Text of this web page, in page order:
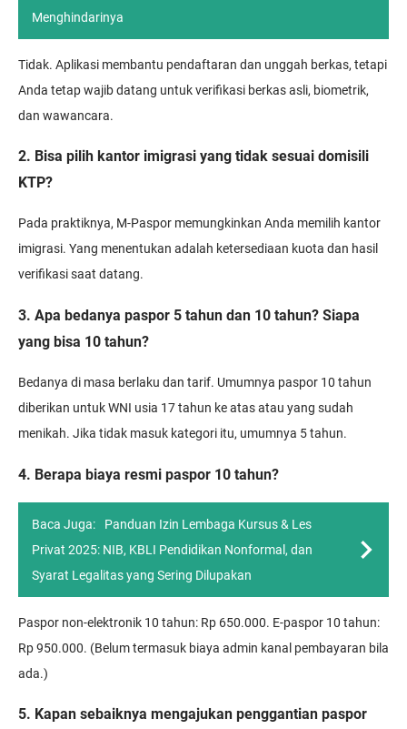
Menghindarinya
Tidak. Aplikasi membantu pendaftaran dan unggah berkas, tetapi
Anda tetap wajib datang untuk verifikasi berkas asli, biometrik,
dan wawancara.
2. Bisa pilih kantor imigrasi yang tidak sesuai domisili
KTP?
Pada praktiknya, M-Paspor memungkinkan Anda memilih kantor
imigrasi. Yang menentukan adalah ketersediaan kuota dan hasil
verifikasi saat datang.
3. Apa bedanya paspor 5 tahun dan 10 tahun? Siapa
yang bisa 10 tahun?
Bedanya di masa berlaku dan tarif. Umumnya paspor 10 tahun
diberikan untuk WNI usia 17 tahun ke atas atau yang sudah
menikah. Jika tidak masuk kategori itu, umumnya 5 tahun.
4. Berapa biaya resmi paspor 10 tahun?
Baca Juga:
Panduan Izin Lembaga Kursus & Les
Privat 2025: NIB, KBLI Pendidikan Nonformal, dan
Syarat Legalitas yang Sering Dilupakan
Paspor non-elektronik 10 tahun: Rp 650.000. E-paspor 10 tahun:
Rp 950.000. (Belum termasuk biaya admin kanal pembayaran bila
ada.)
5. Kapan sebaiknya mengajukan penggantian paspor